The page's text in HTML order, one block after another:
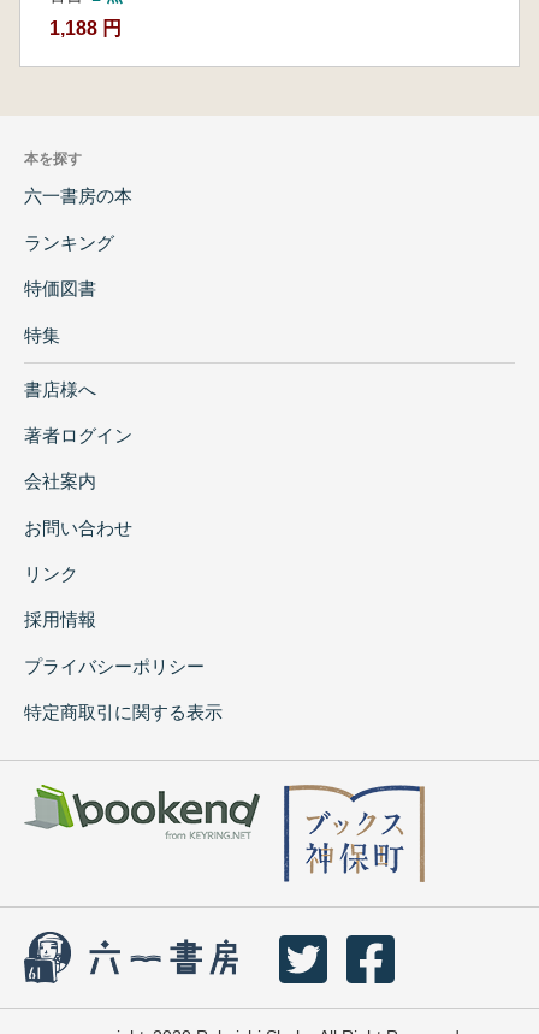
1,188 円
本を探す
六一書房の本
ランキング
特価図書
特集
書店様へ
著者ログイン
会社案内
お問い合わせ
リンク
採用情報
プライバシーポリシー
特定商取引に関する表示